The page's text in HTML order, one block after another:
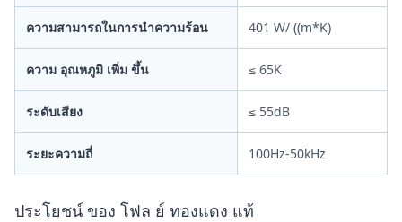
ความสามารถในการนําความร้อน 401 W/ ((m*K)
ความ อุณหภูมิ เพิ่ม ขึ้น ≤ 65K
ระดับเสียง ≤ 55dB
ระยะความถี่ 100Hz-50kHz
ประโยชน์ ของ โฟล ย์ ทองแดง แท้